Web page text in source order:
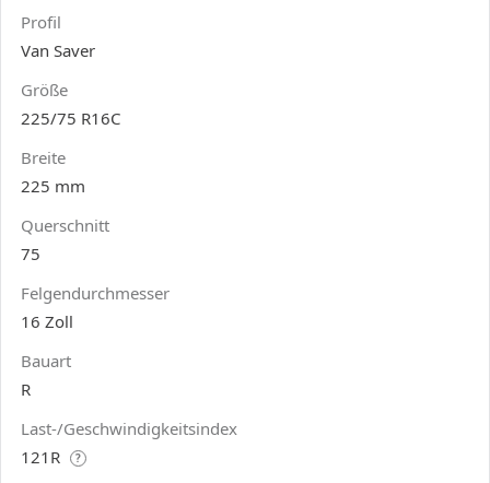
Profil
Van Saver
Größe
225/75 R16C
Breite
225 mm
Querschnitt
75
Felgendurchmesser
16 Zoll
Bauart
R
Last-/Geschwindigkeitsindex
121R
?